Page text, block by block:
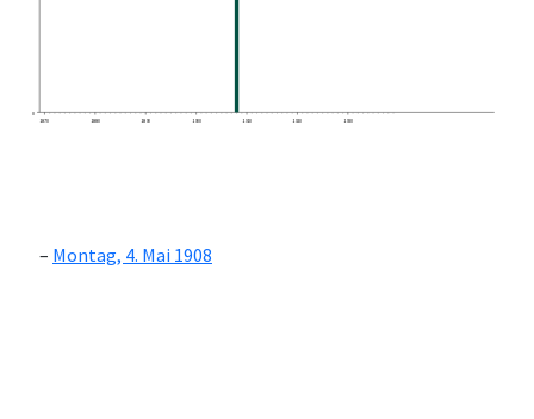
0
1870
1880 1890 1900 1910 1920 1930
Montag, 4. Mai 1908